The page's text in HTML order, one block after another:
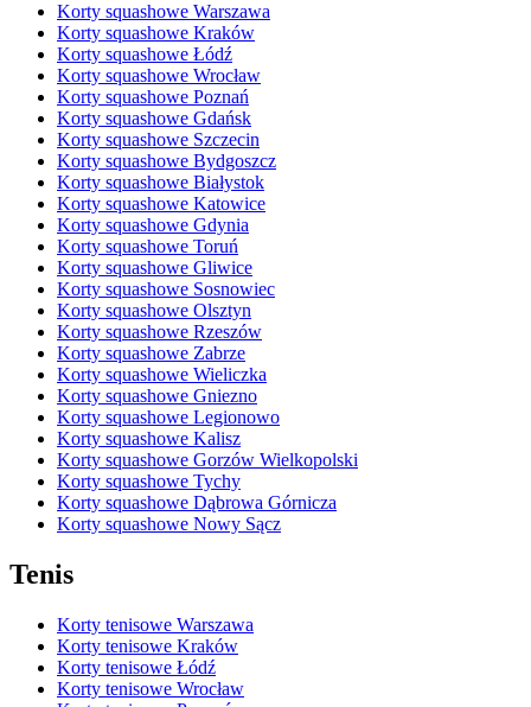
Korty squashowe Warszawa
Korty squashowe Kraków
Korty squashowe Łódź
Korty squashowe Wrocław
Korty squashowe Poznań
Korty squashowe Gdańsk
Korty squashowe Szczecin
Korty squashowe Bydgoszcz
Korty squashowe Białystok
Korty squashowe Katowice
Korty squashowe Gdynia
Korty squashowe Toruń
Korty squashowe Gliwice
Korty squashowe Sosnowiec
Korty squashowe Olsztyn
Korty squashowe Rzeszów
Korty squashowe Zabrze
Korty squashowe Wieliczka
Korty squashowe Gniezno
Korty squashowe Legionowo
Korty squashowe Kalisz
Korty squashowe Gorzów Wielkopolski
Korty squashowe Tychy
Korty squashowe Dąbrowa Górnicza
Korty squashowe Nowy Sącz
Tenis
Korty tenisowe Warszawa
Korty tenisowe Kraków
Korty tenisowe Łódź
Korty tenisowe Wrocław